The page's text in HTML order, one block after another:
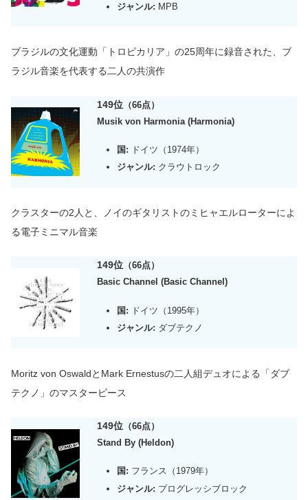
ジャンル: MPB
ブラジルの文化運動「トロピカリア」の25周年に録音された、ブ
ラジル音楽を代表する二人の共演作
149位 （66点）
Musik von Harmonia (Harmonia)
国: ドイツ（1974年）
ジャンル: クラウトロック
クラスターの2人と、ノイのギタリストのミヒャエルローターによ
る電子ミニマル音楽
149位 （66点）
Basic Channel (Basic Channel)
国: ドイツ（1995年）
ジャンル: ダブテクノ
Moritz von OswaldとMark Ernestusの二人組デュオによる「ダブ
テクノ」のマスターピース
149位 （66点）
Stand By (Heldon)
国: フランス（1979年）
ジャンル: プログレッシブロック